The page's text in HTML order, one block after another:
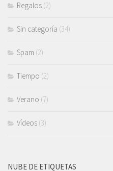
Regalos (2)
Sin categoría (34)
Spam (2)
Tiempo (2)
Verano (7)
Vídeos (3)
NUBE DE ETIQUETAS